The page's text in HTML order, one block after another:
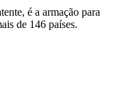
é a armação para
de 146 países.